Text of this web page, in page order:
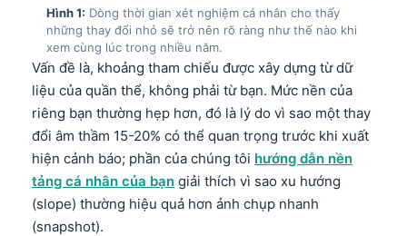
Hình 1: Dòng thời gian xét nghiệm cá nhân cho thấy
những thay đổi nhỏ sẽ trở nên rõ ràng như thế nào khi
xem cùng lúc trong nhiều năm.
Vấn đề là, khoảng tham chiếu được xây dựng từ dữ
liệu của quần thể, không phải từ bạn. Mức nền của
riêng bạn thường hẹp hơn, đó là lý do vì sao một thay
đổi âm thầm 15-20% có thể quan trọng trước khi xuất
hiện cảnh báo; phần của chúng tôi hướng dẫn nền
tảng cá nhân của bạn giải thích vì sao xu hướng
(slope) thường hiệu quả hơn ảnh chụp nhanh
(snapshot).